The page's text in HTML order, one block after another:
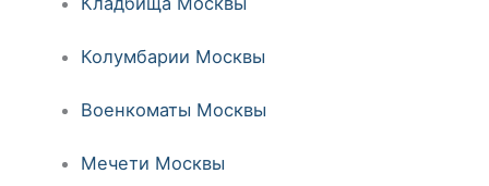
Колумбарии Москвы
Военкоматы Москвы
Мечети Москвы